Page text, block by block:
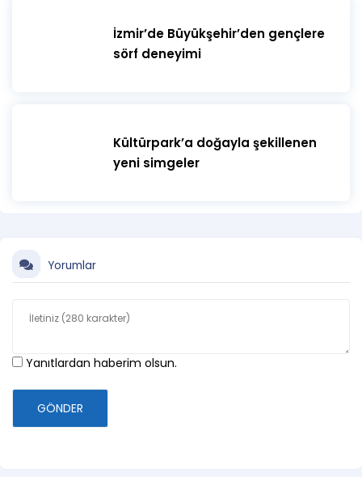
İzmir’de Büyükşehir’den gençlere
sörf deneyimi
Kültürpark’a doğayla şekillenen
yeni simgeler
Yorumlar
Yanıtlardan haberim olsun.
GÖNDER